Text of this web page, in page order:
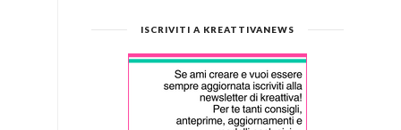
ISCRIVITI A KREATTIVANEWS